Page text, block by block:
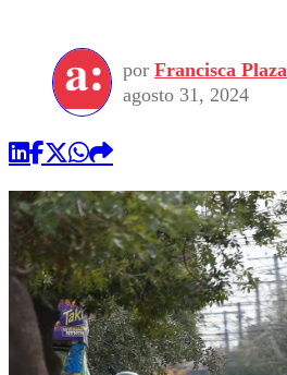
por Francisca Plaza
agosto 31, 2024